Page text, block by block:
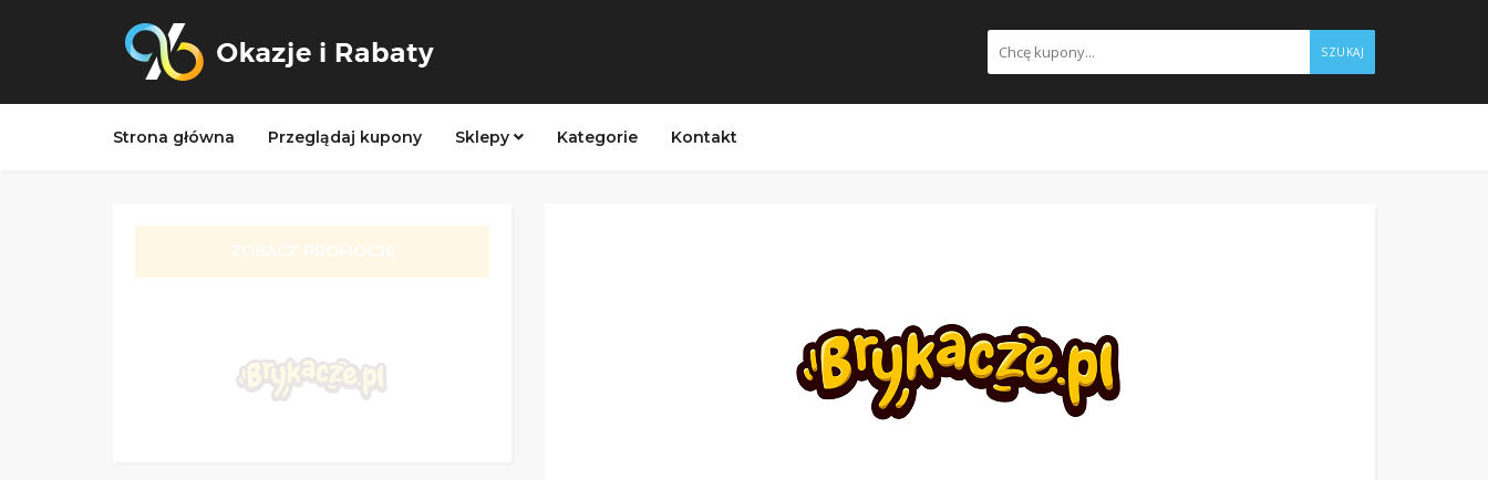
SZUKAJ
Strona główna Przeglądaj kupony Sklepy Kategorie Kontakt
ZOBACZ PROMOCJĘ